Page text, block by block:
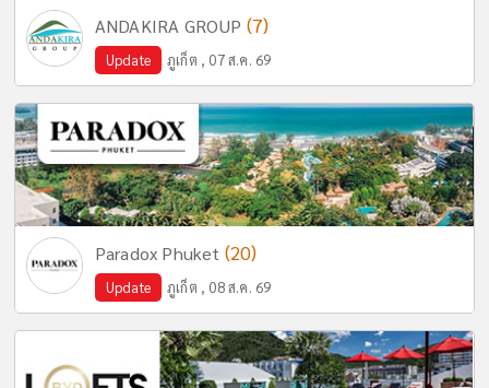
ANDAKIRA GROUP (7)
Update ภูเก็ต , 07 ส.ค. 69
Paradox Phuket (20)
Update ภูเก็ต , 08 ส.ค. 69